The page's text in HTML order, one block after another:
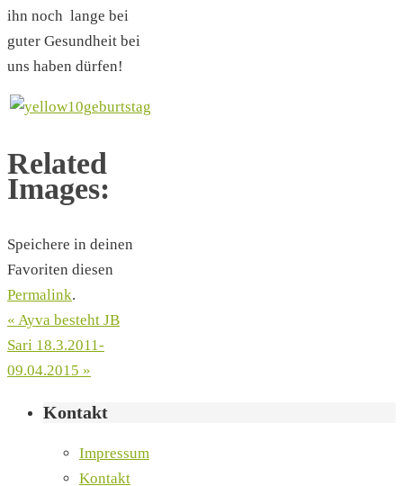
ihn noch lange bei
guter Gesundheit bei
uns haben dürfen!
Related
Images:
Speichere in deinen
Favoriten diesen
Permalink.
« Ayva besteht JB
Sari 18.3.2011-
09.04.2015 »
Kontakt
Impressum
Kontakt